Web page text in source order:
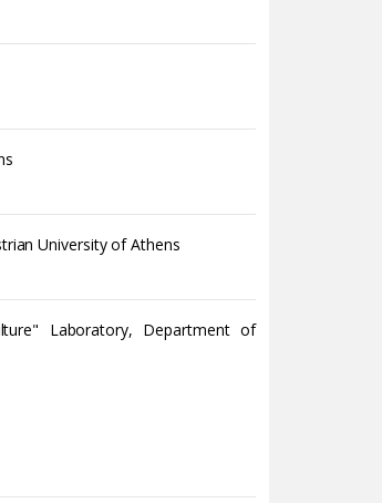
University of Athens
Laboratory, Department of